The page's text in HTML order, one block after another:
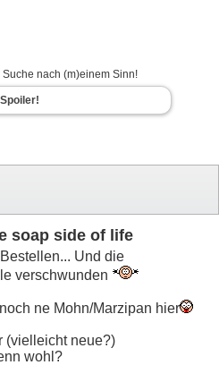
Suche nach (m)einem Sinn!
soap side of life
Und die
verschwunden
ne Mohn/Marzipan hier
(vielleicht neue?)
wohl?